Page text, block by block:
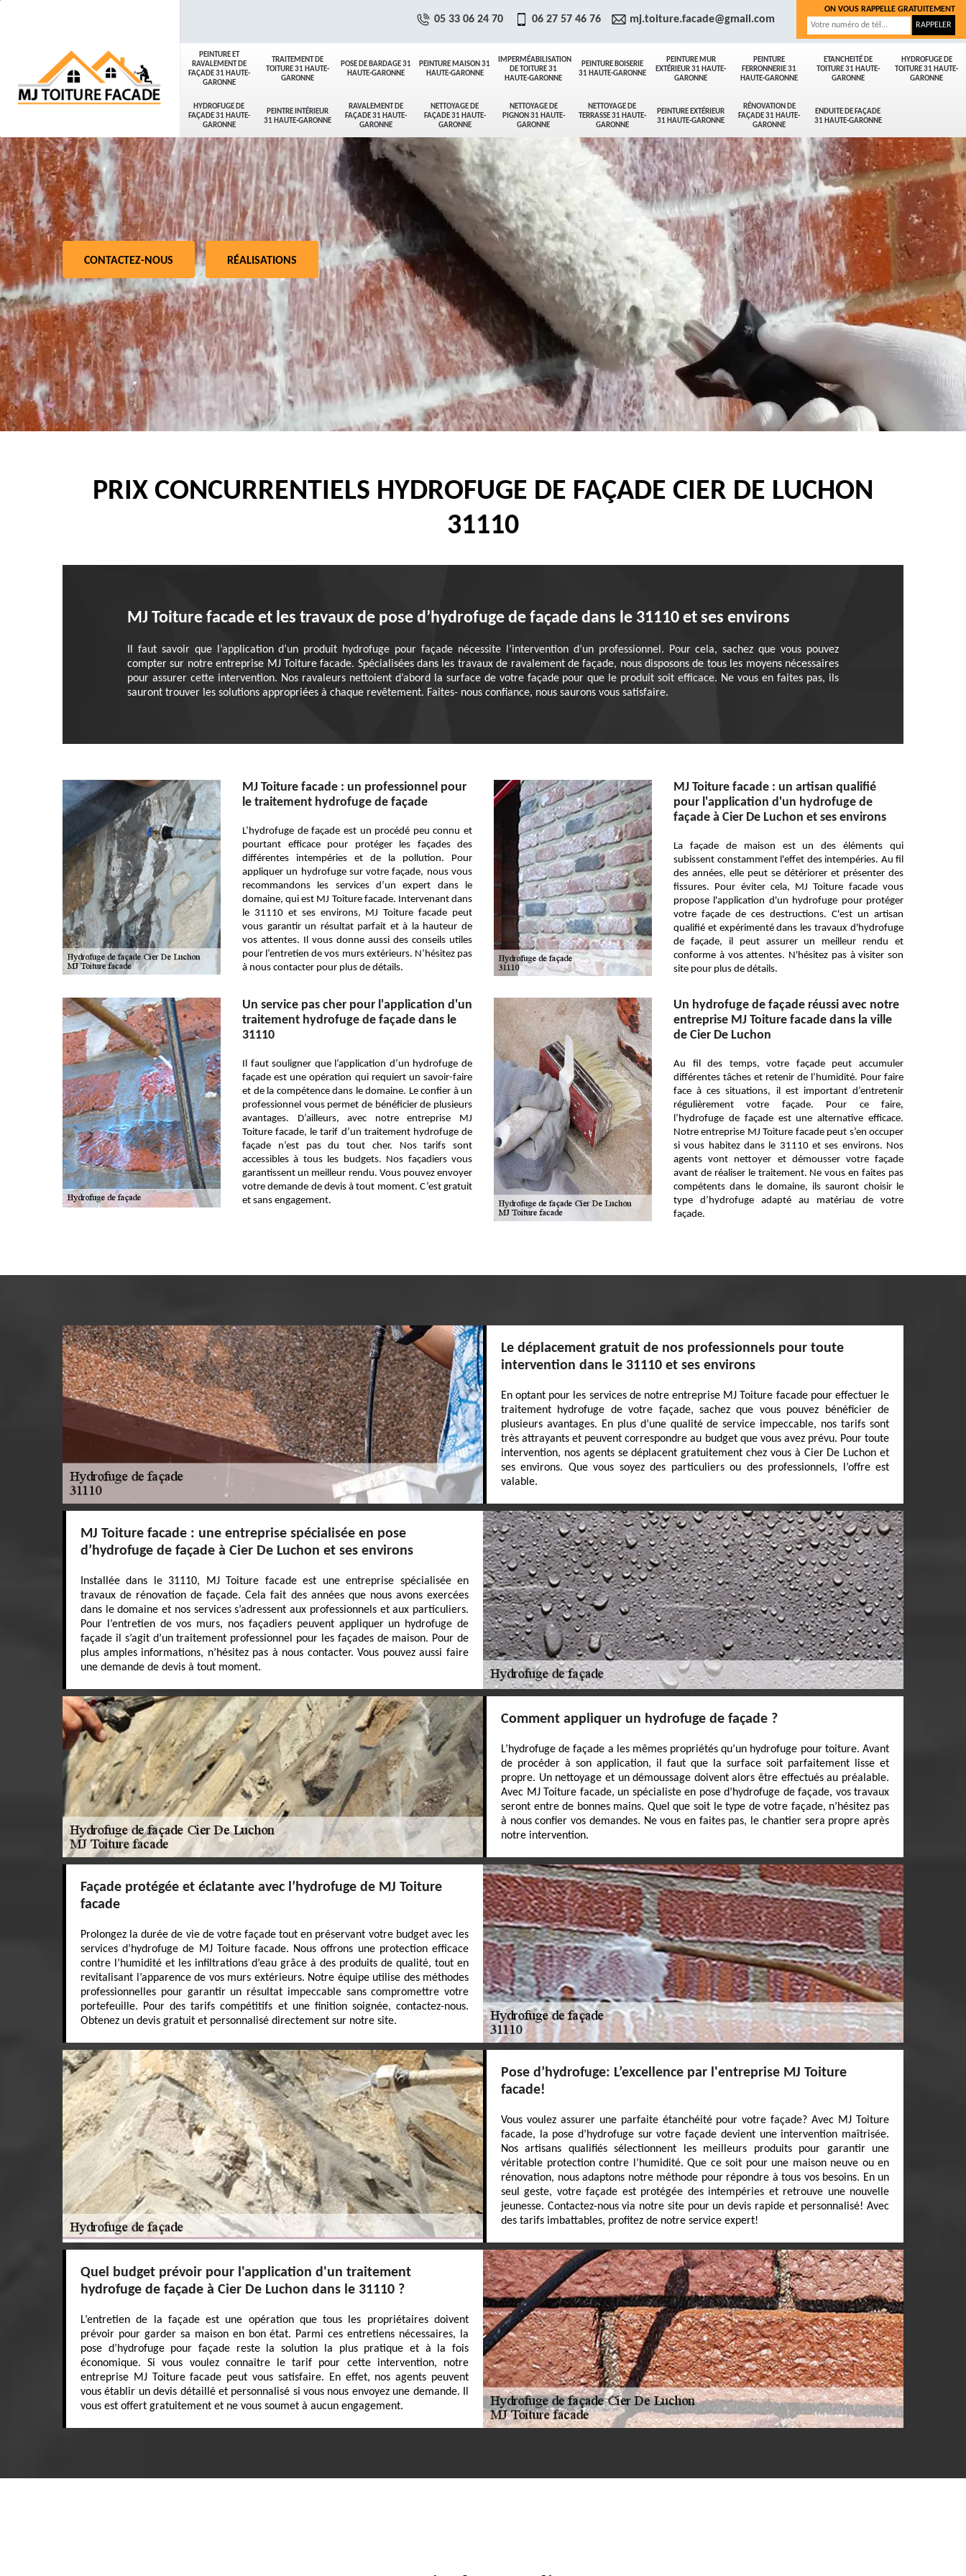
PEINTURE ET
RAVALEMENT DE
FAÇADE 31 HAUTE-
GARONNE
TRAITEMENT DE
TOITURE 31 HAUTE-
GARONNE
POSE DE BARDAGE 31
HAUTE-GARONNE
PEINTURE MAISON 31
HAUTE-GARONNE
IMPERMÉABILISATION
DE TOITURE 31
HAUTE-GARONNE
PEINTURE BOISERIE
31 HAUTE-GARONNE
PEINTURE MUR
EXTÉRIEUR 31 HAUTE-
GARONNE
PEINTURE
FERRONNERIE 31
HAUTE-GARONNE
ETANCHEITÉ DE
TOITURE 31 HAUTE-
GARONNE
HYDROFUGE DE
TOITURE 31 HAUTE-
GARONNE
HYDROFUGE DE
FAÇADE 31 HAUTE-
GARONNE
PEINTRE INTÉRIEUR
31 HAUTE-GARONNE
RAVALEMENT DE
FAÇADE 31 HAUTE-
GARONNE
NETTOYAGE DE
FAÇADE 31 HAUTE-
GARONNE
NETTOYAGE DE
PIGNON 31 HAUTE-
GARONNE
NETTOYAGE DE
TERRASSE 31 HAUTE-
GARONNE
PEINTURE EXTÉRIEUR
31 HAUTE-GARONNE
RÉNOVATION DE
FAÇADE 31 HAUTE-
GARONNE
ENDUITE DE FAÇADE
31 HAUTE-GARONNE
05 33 06 24 70 06 27 57 46 76 mj.toiture.facade@gmail.com
ON VOUS RAPPELLE GRATUITEMENT
CONTACTEZ-NOUS RÉALISATIONS
PRIX CONCURRENTIELS HYDROFUGE DE FAÇADE CIER DE LUCHON
31110
MJ Toiture facade et les travaux de pose d’hydrofuge de façade dans le 31110 et ses environs
Il faut savoir que l’application d’un produit hydrofuge pour façade nécessite l’intervention d’un professionnel. Pour cela, sachez que vous pouvez
compter sur notre entreprise MJ Toiture facade. Spécialisées dans les travaux de ravalement de façade, nous disposons de tous les moyens nécessaires
pour assurer cette intervention. Nos ravaleurs nettoient d’abord la surface de votre façade pour que le produit soit efficace. Ne vous en faites pas, ils
sauront trouver les solutions appropriées à chaque revêtement. Faites- nous confiance, nous saurons vous satisfaire.
MJ Toiture facade : un professionnel pour
le traitement hydrofuge de façade
L’hydrofuge de façade est un procédé peu connu et
pourtant efficace pour protéger les façades des
différentes intempéries et de la pollution. Pour
appliquer un hydrofuge sur votre façade, nous vous
recommandons les services d’un expert dans le
domaine, qui est MJ Toiture facade. Intervenant dans
le 31110 et ses environs, MJ Toiture facade peut
vous garantir un résultat parfait et à la hauteur de
vos attentes. Il vous donne aussi des conseils utiles
pour l’entretien de vos murs extérieurs. N’hésitez pas
à nous contacter pour plus de détails.
MJ Toiture facade : un artisan qualifié
pour l'application d'un hydrofuge de
façade à Cier De Luchon et ses environs
La façade de maison est un des éléments qui
subissent constamment l'effet des intempéries. Au fil
des années, elle peut se détériorer et présenter des
fissures. Pour éviter cela, MJ Toiture facade vous
propose l'application d'un hydrofuge pour protéger
votre façade de ces destructions. C'est un artisan
qualifié et expérimenté dans les travaux d'hydrofuge
de façade, il peut assurer un meilleur rendu et
conforme à vos attentes. N'hésitez pas à visiter son
site pour plus de détails.
Un service pas cher pour l'application d'un
traitement hydrofuge de façade dans le
31110
Il faut souligner que l’application d’un hydrofuge de
façade est une opération qui requiert un savoir-faire
et de la compétence dans le domaine. Le confier à un
professionnel vous permet de bénéficier de plusieurs
avantages. D’ailleurs, avec notre entreprise MJ
Toiture facade, le tarif d’un traitement hydrofuge de
façade n’est pas du tout cher. Nos tarifs sont
accessibles à tous les budgets. Nos façadiers vous
garantissent un meilleur rendu. Vous pouvez envoyer
votre demande de devis à tout moment. C’est gratuit
et sans engagement.
Un hydrofuge de façade réussi avec notre
entreprise MJ Toiture facade dans la ville
de Cier De Luchon
Au fil des temps, votre façade peut accumuler
différentes tâches et retenir de l’humidité. Pour faire
face à ces situations, il est important d’entretenir
régulièrement votre façade. Pour ce faire,
l’hydrofuge de façade est une alternative efficace.
Notre entreprise MJ Toiture facade peut s’en occuper
si vous habitez dans le 31110 et ses environs. Nos
agents vont nettoyer et démousser votre façade
avant de réaliser le traitement. Ne vous en faites pas
compétents dans le domaine, ils sauront choisir le
type d’hydrofuge adapté au matériau de votre
façade.
Le déplacement gratuit de nos professionnels pour toute
intervention dans le 31110 et ses environs
En optant pour les services de notre entreprise MJ Toiture facade pour effectuer le
traitement hydrofuge de votre façade, sachez que vous pouvez bénéficier de
plusieurs avantages. En plus d’une qualité de service impeccable, nos tarifs sont
très attrayants et peuvent correspondre au budget que vous avez prévu. Pour toute
intervention, nos agents se déplacent gratuitement chez vous à Cier De Luchon et
ses environs. Que vous soyez des particuliers ou des professionnels, l’offre est
valable.
MJ Toiture facade : une entreprise spécialisée en pose
d’hydrofuge de façade à Cier De Luchon et ses environs
Installée dans le 31110, MJ Toiture facade est une entreprise spécialisée en
travaux de rénovation de façade. Cela fait des années que nous avons exercées
dans le domaine et nos services s’adressent aux professionnels et aux particuliers.
Pour l’entretien de vos murs, nos façadiers peuvent appliquer un hydrofuge de
façade il s’agit d’un traitement professionnel pour les façades de maison. Pour de
plus amples informations, n’hésitez pas à nous contacter. Vous pouvez aussi faire
une demande de devis à tout moment.
Comment appliquer un hydrofuge de façade ?
L’hydrofuge de façade a les mêmes propriétés qu’un hydrofuge pour toiture. Avant
de procéder à son application, il faut que la surface soit parfaitement lisse et
propre. Un nettoyage et un démoussage doivent alors être effectués au préalable.
Avec MJ Toiture facade, un spécialiste en pose d’hydrofuge de façade, vos travaux
seront entre de bonnes mains. Quel que soit le type de votre façade, n’hésitez pas
à nous confier vos demandes. Ne vous en faites pas, le chantier sera propre après
notre intervention.
Façade protégée et éclatante avec l’hydrofuge de MJ Toiture
facade
Prolongez la durée de vie de votre façade tout en préservant votre budget avec les
services d’hydrofuge de MJ Toiture facade. Nous offrons une protection efficace
contre l’humidité et les infiltrations d’eau grâce à des produits de qualité, tout en
revitalisant l’apparence de vos murs extérieurs. Notre équipe utilise des méthodes
professionnelles pour garantir un résultat impeccable sans compromettre votre
portefeuille. Pour des tarifs compétitifs et une finition soignée, contactez-nous.
Obtenez un devis gratuit et personnalisé directement sur notre site.
Pose d’hydrofuge: L’excellence par l'entreprise MJ Toiture
facade!
Vous voulez assurer une parfaite étanchéité pour votre façade? Avec MJ Toiture
facade, la pose d’hydrofuge sur votre façade devient une intervention maîtrisée.
Nos artisans qualifiés sélectionnent les meilleurs produits pour garantir une
véritable protection contre l’humidité. Que ce soit pour une maison neuve ou en
rénovation, nous adaptons notre méthode pour répondre à tous vos besoins. En un
seul geste, votre façade est protégée des intempéries et retrouve une nouvelle
jeunesse. Contactez-nous via notre site pour un devis rapide et personnalisé! Avec
des tarifs imbattables, profitez de notre service expert!
Quel budget prévoir pour l'application d'un traitement
hydrofuge de façade à Cier De Luchon dans le 31110 ?
L’entretien de la façade est une opération que tous les propriétaires doivent
prévoir pour garder sa maison en bon état. Parmi ces entretiens nécessaires, la
pose d’hydrofuge pour façade reste la solution la plus pratique et à la fois
économique. Si vous voulez connaitre le tarif pour cette intervention, notre
entreprise MJ Toiture facade peut vous satisfaire. En effet, nos agents peuvent
vous établir un devis détaillé et personnalisé si vous nous envoyez une demande. Il
vous est offert gratuitement et ne vous soumet à aucun engagement.